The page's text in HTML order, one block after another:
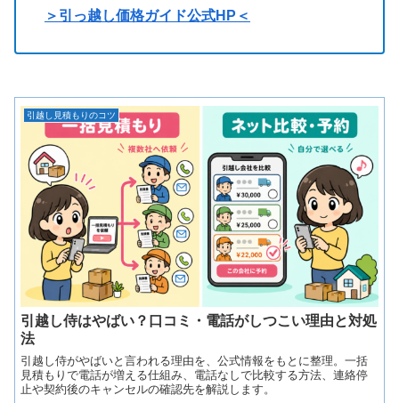
＞引っ越し価格ガイド公式HP＜
引越し見積もりのコツ
引越し侍はやばい？口コミ・電話がしつこい理由と対処
法
引越し侍がやばいと言われる理由を、公式情報をもとに整理。一括
見積もりで電話が増える仕組み、電話なしで比較する方法、連絡停
止や契約後のキャンセルの確認先を解説します。